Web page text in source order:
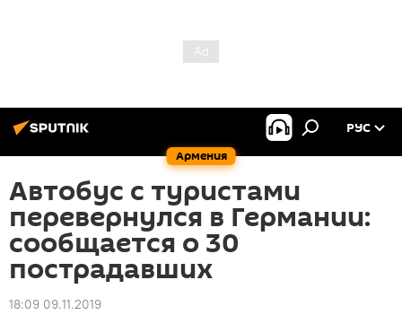
Армения
РУС
Автобус с туристами
перевернулся в Германии:
сообщается о 30
пострадавших
18:09 09.11.2019